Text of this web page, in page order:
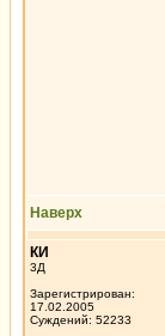
Наверх
КИ
3Д
Зарегистрирован:
17.02.2005
Суждений: 52233